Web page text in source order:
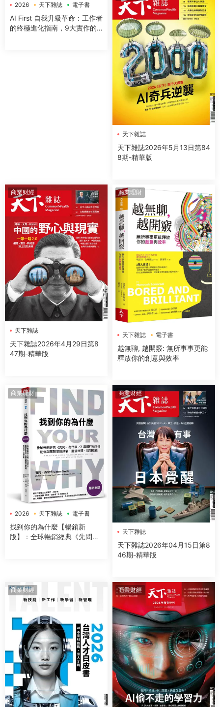
2026
天下雜誌 電子書
AI First 自我升級革命：工作者
的終極進化指南，9大實作的
天下雜誌
天下雜誌2026年5月13日第84
8期-精華版
商業财經
天下雜誌
天下雜誌2026年4月29日第8
47期-精華版
商業理財
天下雜誌 電子書
越無聊, 越開竅: 無所事事更能
釋放你的創意與效率
商業理財
2026 天下雜誌 電子書
找到你的為什麼【暢銷新
版】：全球暢銷經典《先問，
商業财經
天下雜誌
天下雜誌2026年04月15日第8
46期-精華版
商業财經 商業财經